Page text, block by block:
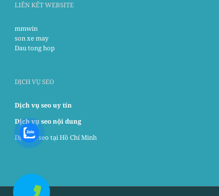
LIÊN KẾT WEBSITE
mmwin
son xe may
Dau tong hop
DỊCH VỤ SEO
Dịch vụ seo uy tín
Dịch vụ seo nội dung
Dịch vụ seo tại Hồ Chí Minh